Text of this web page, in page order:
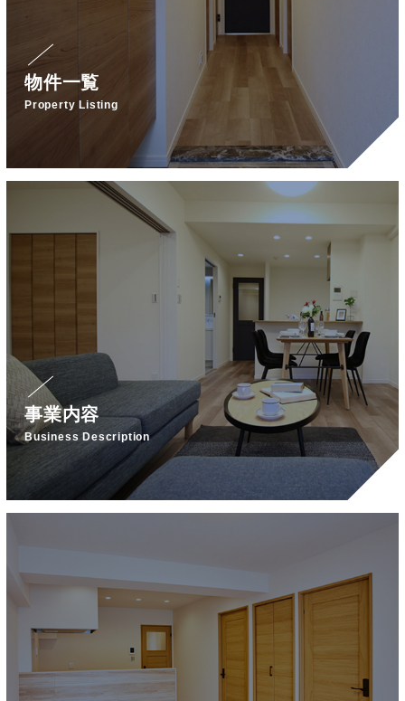
物件一覧
Property Listing
事業内容
Business Description